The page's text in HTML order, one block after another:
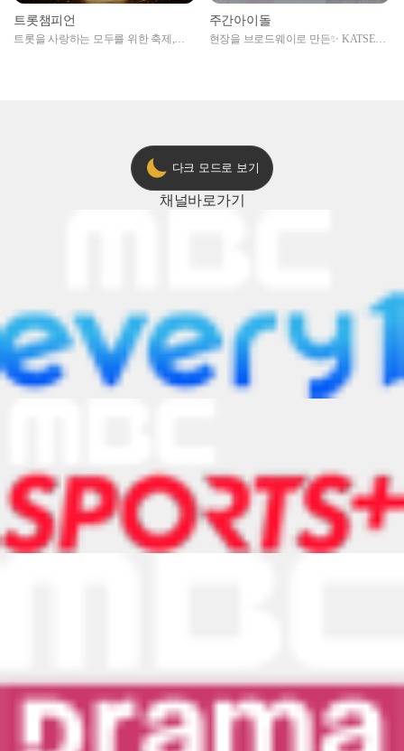
트롯챔피언
트롯을 사랑하는 모두를 위한 축제,
주간아이돌
현장을 브로드웨이로 만든✨ KATSEYE
다크 모드로 보기
채널바로가기